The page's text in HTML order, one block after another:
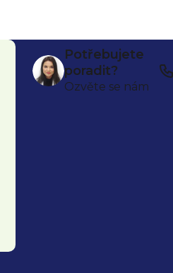
Potřebujete
poradit?
Ozvěte se nám